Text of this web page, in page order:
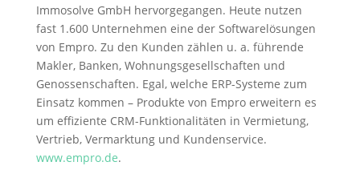
Immosolve GmbH hervorgegangen. Heute nutzen
fast 1.600 Unternehmen eine der Softwarelösungen
von Empro. Zu den Kunden zählen u. a. führende
Makler, Banken, Wohnungsgesellschaften und
Genossenschaften. Egal, welche ERP-Systeme zum
Einsatz kommen – Produkte von Empro erweitern es
um effiziente CRM-Funktionalitäten in Vermietung,
Vertrieb, Vermarktung und Kundenservice.
www.empro.de.